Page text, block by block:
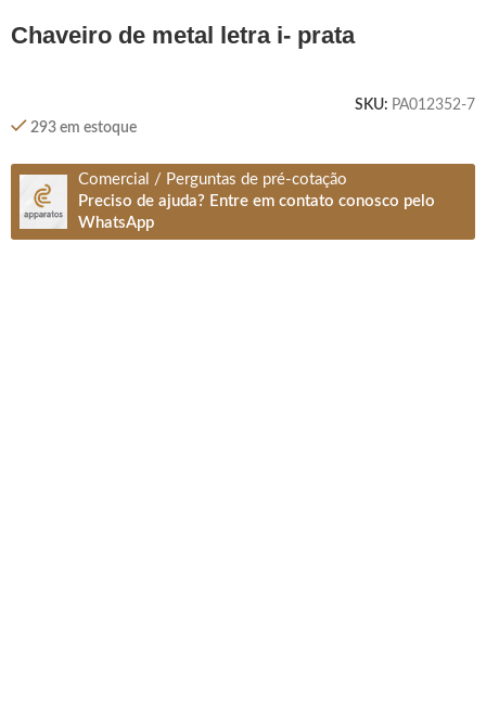
chaveiro de metal letra i- prata
SKU: PA012352-7
293 em estoque
Comercial / Perguntas de pré-cotação
Preciso de ajuda? Entre em contato conosco pelo
WhatsApp